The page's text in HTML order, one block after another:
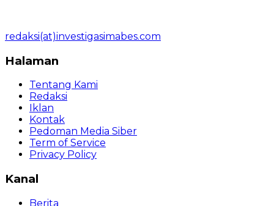
redaksi(at)investigasimabes.com
Halaman
Tentang Kami
Redaksi
Iklan
Kontak
Pedoman Media Siber
Term of Service
Privacy Policy
Kanal
Berita